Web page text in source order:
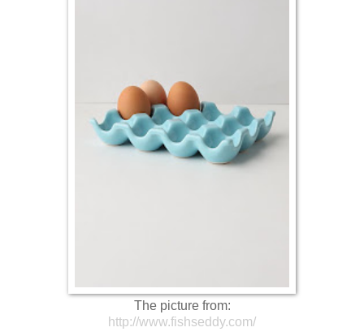
The picture from:
http://www.fishseddy.com/